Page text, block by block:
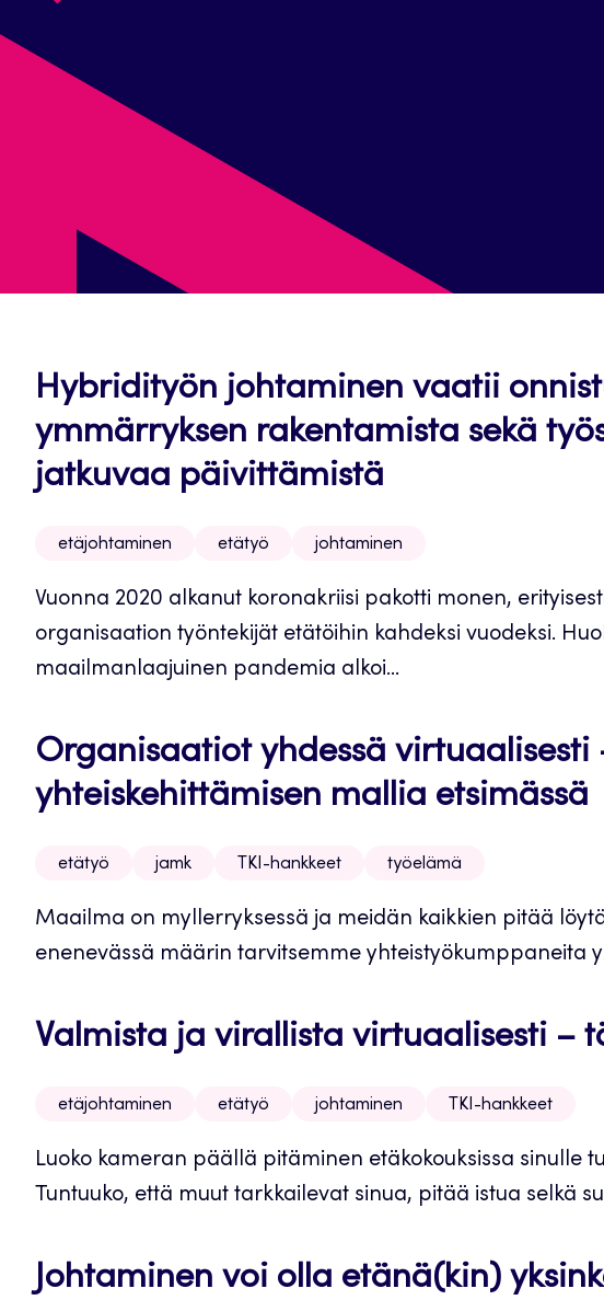
Hybridityön johtaminen vaatii
ymmärryksen rakentamista sekä
jatkuvaa päivittämistä
etäjohtaminen etätyö johtaminen
Vuonna 2020 alkanut koronakriisi pakotti monen,
organisaation työntekijät etätöihin kahdeksi vuodeksi.
maailmanlaajuinen pandemia alkoi...
Organisaatiot yhdessä virtuaalisesti
yhteiskehittämisen mallia etsimässä
etätyö jamk TKI-hankkeet työelämä
Maailma on myllerryksessä ja meidän kaikkien pitää
enenevässä määrin tarvitsemme yhteistyökumppaneita
Valmista ja virallista virtuaalisesti –
etäjohtaminen etätyö johtaminen TKI-hankkeet
Luoko kameran päällä pitäminen etäkokouksissa sinulle
Tuntuuko, että muut tarkkailevat sinua, pitää istua selkä
Johtaminen voi olla etänä(kin)